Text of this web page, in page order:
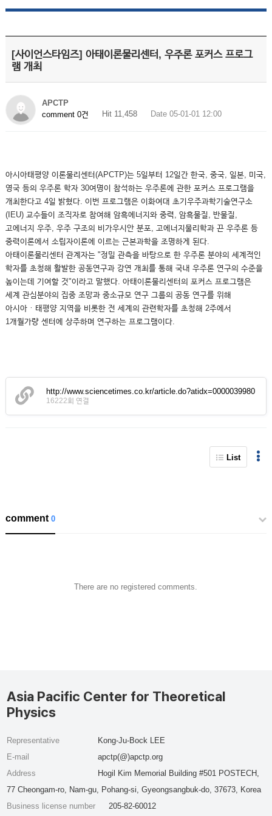
[사이언스타임즈] 아태이론물리센터, 우주론 포커스 프로그
램 개최
APCTP
comment 0건
Hit 11,458 Date 05-01-01 12:00
아시아태평양 이론물리센터(APCTP)는 5일부터 12일간 한국, 중국, 일본, 미국,
영국 등의 우주론 학자 30여명이 참석하는 우주론에 관한 포커스 프로그램을
개최한다고 4일 밝혔다. 이번 프로그램은 이화여대 초기우주과학기술연구소
(IEU) 교수들이 조직자로 참여해 암흑에너지와 중력, 암흑물질, 반물질,
고에너지 우주, 우주 구조의 비가우시안 분포, 고에너지물리학과 끈 우주론 등
중력이론에서 소립자이론에 이르는 근본과학을 조명하게 된다.
아태이론물리센터 관계자는 "정밀 관측을 바탕으로 한 우주론 분야의 세계적인
학자를 초청해 활발한 공동연구과 강연 개최를 통해 국내 우주론 연구의 수준을
높이는데 기여할 것"이라고 말했다. 아태이론물리센터의 포커스 프로그램은
세계 관심분야의 집중 조망과 중소규모 연구 그룹의 공동 연구를 위해
아시아ㆍ태평양 지역을 비롯한 전 세계의 관련학자를 초청해 2주에서
1개월가량 센터에 상주하며 연구하는 프로그램이다.
http://www.sciencetimes.co.kr/article.do?atidx=0000039980
16222회 연결
List
comment0
There are no registered comments.
Asia Pacific Center for Theoretical
Physics
Representative
Kong-Ju-Bock LEE
E-mail
apctp(@)apctp.org
Address
Hogil Kim Memorial Building #501 POSTECH,
77 Cheongam-ro, Nam-gu, Pohang-si, Gyeongsangbuk-do, 37673, Korea
Business license number
205-82-60012